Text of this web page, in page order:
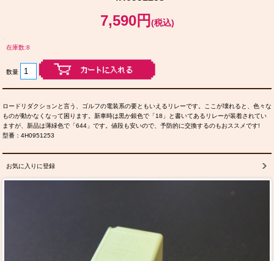
7,590円 (税込)
在庫数:8
数量
ロードリダクションと言う、ゴルフの電装系の要ともいえるリレーです。ここが壊れると、色々な
ものが動かなくなって困ります。新車時は黒か銀色で「18」と書いてあるリレーが装着されてい
ますが、新品は薄緑色で「644」です。値段も安いので、予防的に交換するのもおススメです!
型番：4H0951253
お気に入りに登録